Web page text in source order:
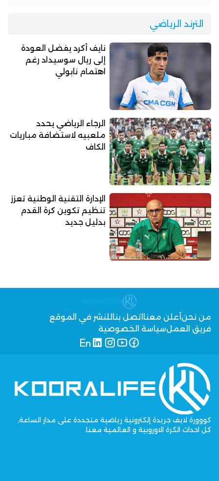
الترند الرياضي
نايف أكرد يفضل العودة
إلى ريال سوسيداد رغم
اهتمام نابولي
الرجاء الرياضي يحدد
ملعبيه لاستضافة مباريات
الكاف
الإدارة التقنية الوطنية تعزز
تنظيم تكوين كرة القدم
بدليل جديد
من نحنأعلن معنا اتصل بنا للنشر في الموقع
فريق العملسياسة الخصوصية
كووورة لايف جريدة إلكترونية رياضية متجددة على مدار الساعة,
كل احداث الكرة الاوروبية و العالمية معنا.